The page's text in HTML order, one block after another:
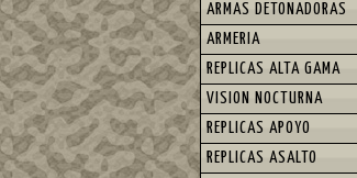
ARMAS DETONADORAS
ARMERIA
REPLICAS ALTA GAMA
VISION NOCTURNA
REPLICAS APOYO
REPLICAS ASALTO